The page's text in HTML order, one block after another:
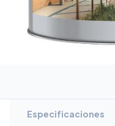
Especificaciones